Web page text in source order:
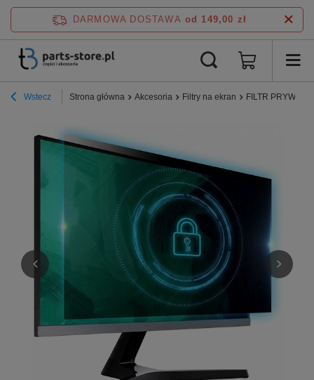
DARMOWA DOSTAWA od 149,00 zł
Wstecz Strona główna Akcesoria Filtry na ekran FILTR